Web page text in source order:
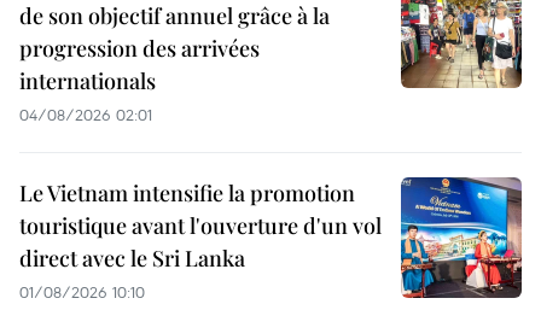
de son objectif annuel grâce à la
progression des arrivées
internationals
04/08/2026 02:01
Le Vietnam intensifie la promotion
touristique avant l'ouverture d'un vol
direct avec le Sri Lanka
01/08/2026 10:10